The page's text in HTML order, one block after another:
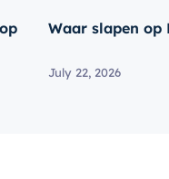
Waar slapen op
July 22, 2026